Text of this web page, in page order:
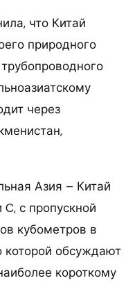
что Китай
природного
через
Азия – Китай
C, с пропускной
кубометров в
которой обсуждают
короткому